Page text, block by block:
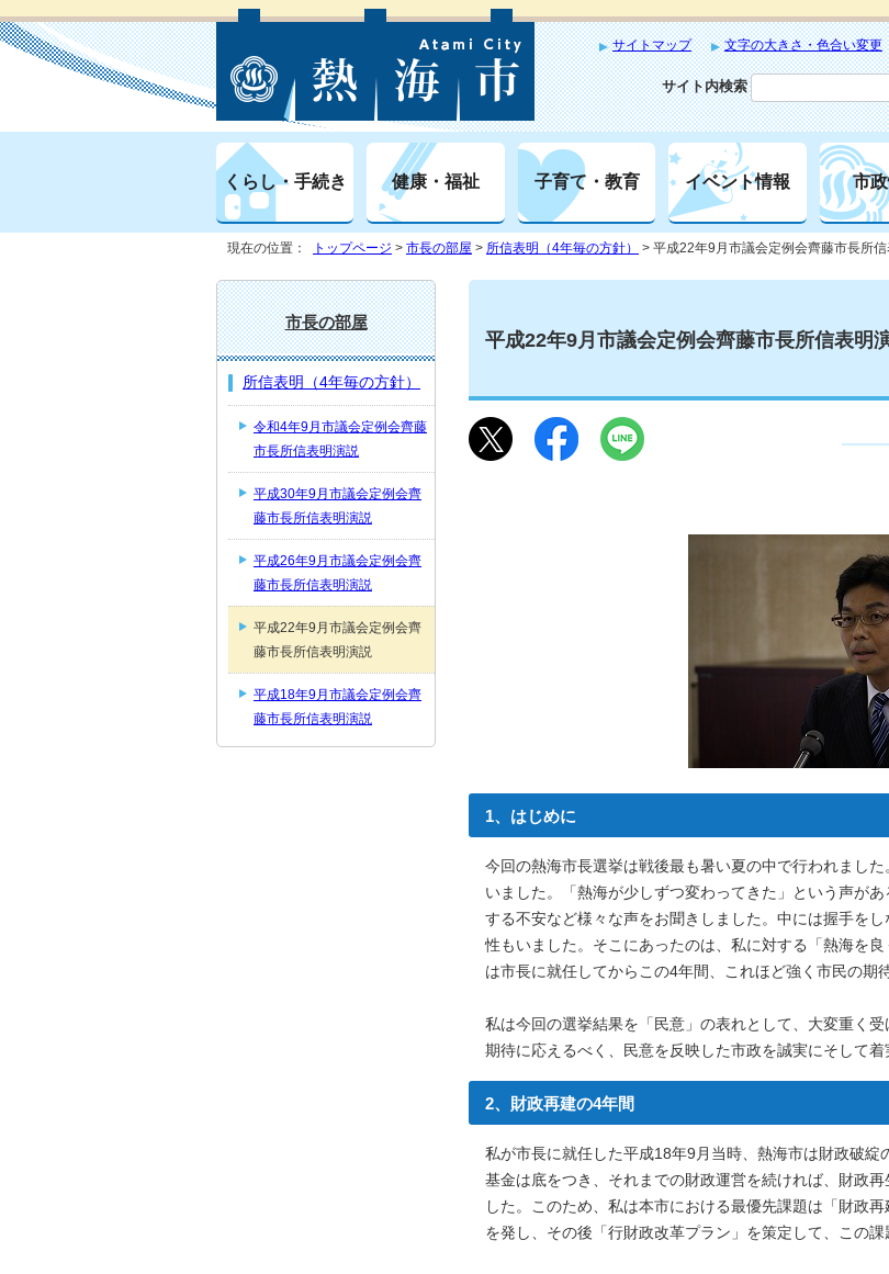
サイトマップ 文字の大きさ・色合い変更
サイト内検索
くらし・手続き 健康・福祉 子育て・教育 イベント情報 市
現在の位置： トップページ > 市長の部屋 > 所信表明（4年毎の方針） > 平成22年9月市議会定例会齊藤市長所
平成22年9月市議会定例会齊藤市長所信表明
1、はじめに
今回の熱海市長選挙は戦後最も暑い夏の中で行われまし
いました。「熱海が少しずつ変わってきた」という声が
する不安など様々な声をお聞きしました。中には握手を
性もいました。そこにあったのは、私に対する「熱海を
は市長に就任してからこの4年間、これほど強く市民の期
私は今回の選挙結果を「民意」の表れとして、大変重く
期待に応えるべく、民意を反映した市政を誠実にそして着
2、財政再建の4年間
私が市長に就任した平成18年9月当時、熱海市は財政破
基金は底をつき、それまでの財政運営を続ければ、財政
した。このため、私は本市における最優先課題は「財政
を発し、その後「行財政改革プラン」を策定して、この
市長の部屋
所信表明（4年毎の方針）
令和4年9月市議会定例会齊藤
市長所信表明演説
平成30年9月市議会定例会齊
藤市長所信表明演説
平成26年9月市議会定例会齊
藤市長所信表明演説
平成22年9月市議会定例会齊
藤市長所信表明演説
平成18年9月市議会定例会齊
藤市長所信表明演説